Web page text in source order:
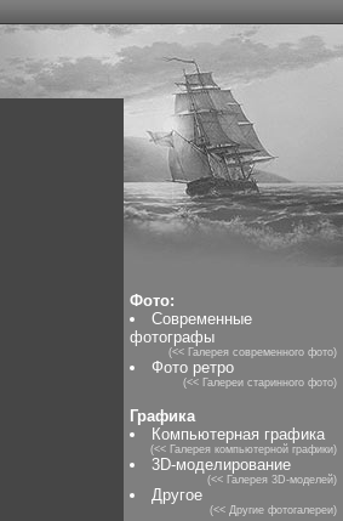
Фото:
Современные
фотографы
(<< Галерея современного фото)
Фото ретро
(<< Галереи старинного фото)
Графика
Компьютерная графика
(<< Галерея компьютерной графики)
3D-моделирование
(<< Галерея 3D-моделей)
Другое
(<< Другие фотогалереи)